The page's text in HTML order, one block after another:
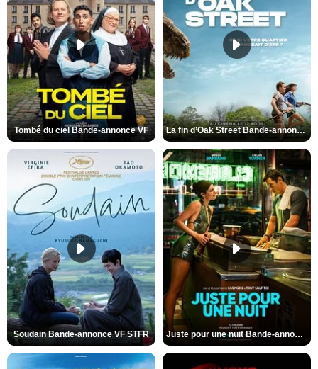
Tombé du ciel Bande-annonce VF La fin d’Oak Street Bande-annonce VO STFR
Soudain Bande-annonce VF STFR Juste pour une nuit Bande-annonce VO STFR